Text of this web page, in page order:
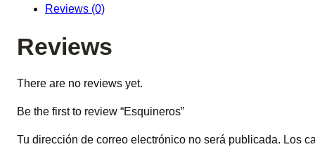
Reviews (0)
Reviews
There are no reviews yet.
Be the first to review “Esquineros”
Tu dirección de correo electrónico no será publicada. Los